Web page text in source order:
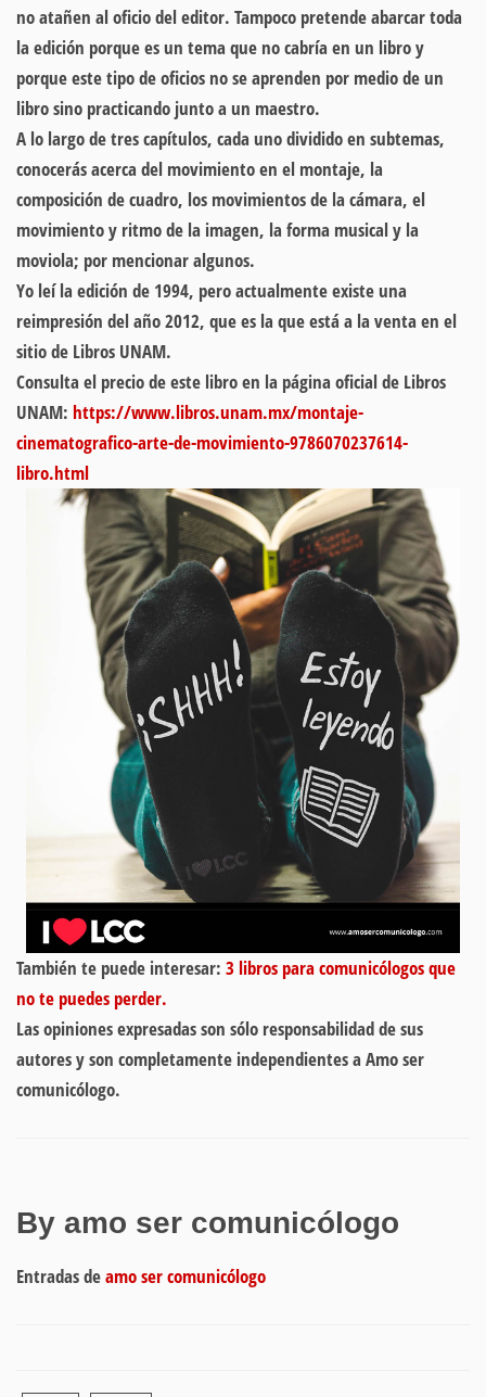
no atañen al oficio del editor. Tampoco pretende abarcar toda
la edición porque es un tema que no cabría en un libro y
porque este tipo de oficios no se aprenden por medio de un
libro sino practicando junto a un maestro.
A lo largo de tres capítulos, cada uno dividido en subtemas,
conocerás acerca del movimiento en el montaje, la
composición de cuadro, los movimientos de la cámara, el
movimiento y ritmo de la imagen, la forma musical y la
moviola; por mencionar algunos.
Yo leí la edición de 1994, pero actualmente existe una
reimpresión del año 2012, que es la que está a la venta en el
sitio de Libros UNAM.
Consulta el precio de este libro en la página oficial de Libros
UNAM: https://www.libros.unam.mx/montaje-
cinematografico-arte-de-movimiento-9786070237614-
libro.html
También te puede interesar: 3 libros para comunicólogos que
no te puedes perder.
Las opiniones expresadas son sólo responsabilidad de sus
autores y son completamente independientes a Amo ser
comunicólogo.
By amo ser comunicólogo
Entradas deamo ser comunicólogo